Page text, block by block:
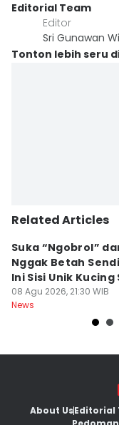
Editorial Team
Editor
Sri Gunawan
Tonton lebih seru
Related Articles
Suka “Ngobrol”
Nggak Betah
Ini Sisi Unik Kucing
08 Agu 2026, 21:30 WIB
News
About UsEditorial